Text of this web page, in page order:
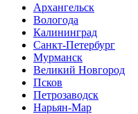
Архангельск
Вологода
Калининград
Санкт-Петербург
Мурманск
Великий Новгород
Псков
Петрозаводск
Нарьян-Мар